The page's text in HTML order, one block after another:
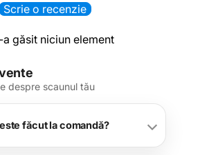
Scrie o recenzie
a găsit niciun element
despre scaunul tău
făcut la comandă?